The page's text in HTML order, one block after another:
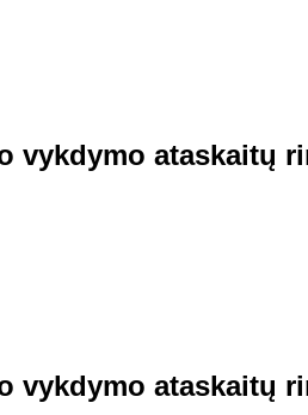
vykdymo ataskaitų
vykdymo ataskaitų